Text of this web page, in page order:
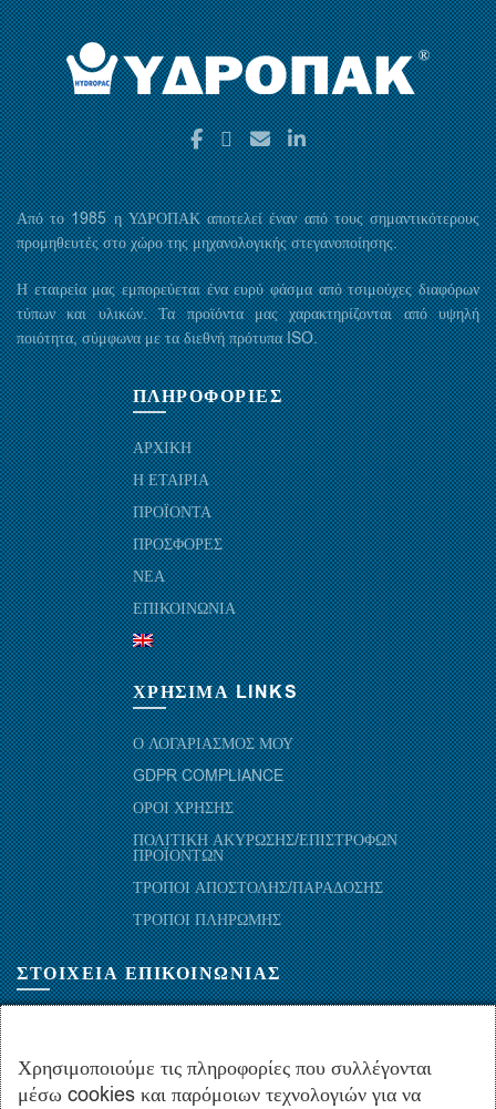
Από το 1985 η ΥΔΡΟΠΑΚ αποτελεί έναν από τους σημαντικότερους
προμηθευτές στο χώρο της μηχανολογικής στεγανοποίησης.
Η εταιρεία μας εμπορεύεται ένα ευρύ φάσμα από τσιμούχες διαφόρων
τύπων και υλικών. Τα προϊόντα μας χαρακτηρίζονται από υψηλή
ποιότητα, σύμφωνα με τα διεθνή πρότυπα ISO.
ΠΛΗΡΟΦΟΡΙΕΣ
ΑΡΧΙΚΗ
Η ΕΤΑΙΡΙΑ
ΠΡΟΪΟΝΤΑ
ΠΡΟΣΦΟΡΕΣ
ΝΕΑ
ΕΠΙΚΟΙΝΩΝΙΑ
ΧΡΗΣΙΜΑ LINKS
Ο ΛΟΓΑΡΙΑΣΜΟΣ ΜΟΥ
GDPR COMPLIANCE
ΟΡΟΙ ΧΡΗΣΗΣ
ΠΟΛΙΤΙΚΗ ΑΚΥΡΩΣΗΣ/ΕΠΙΣΤΡΟΦΩΝ
ΠΡΟΪΟΝΤΩΝ
ΤΡΟΠΟΙ ΑΠΟΣΤΟΛΗΣ/ΠΑΡΑΔΟΣΗΣ
ΤΡΟΠΟΙ ΠΛΗΡΩΜΗΣ
ΣΤΟΙΧΕΙΑ ΕΠΙΚΟΙΝΩΝΙΑΣ
+30.210-5143367,+30.210-5154659,+30.210-5147842
+30.210-5133976
Χρησιμοποιούμε τις πληροφορίες που συλλέγονται
μέσω cookies και παρόμοιων τεχνολογιών για να